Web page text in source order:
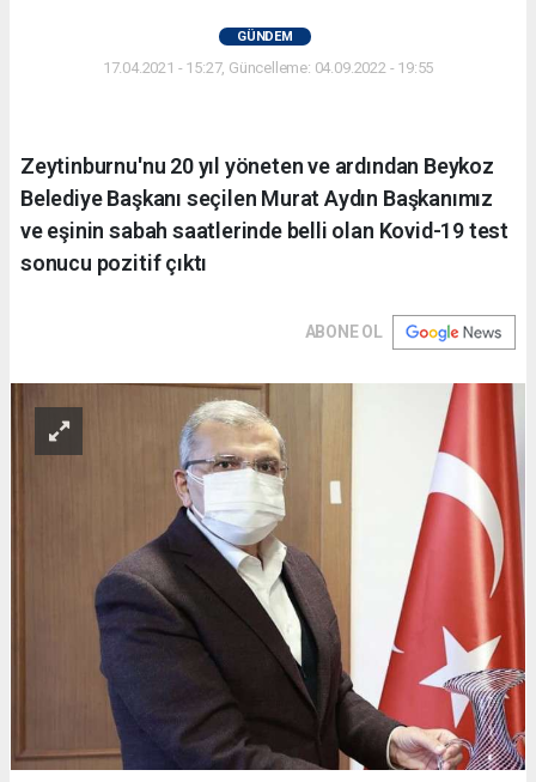
GÜNDEM
17.04.2021 - 15:27, Güncelleme: 04.09.2022 - 19:55
Zeytinburnu'nu 20 yıl yöneten ve ardından Beykoz
Belediye Başkanı seçilen Murat Aydın Başkanımız
ve eşinin sabah saatlerinde belli olan Kovid-19 test
sonucu pozitif çıktı
ABONE OL